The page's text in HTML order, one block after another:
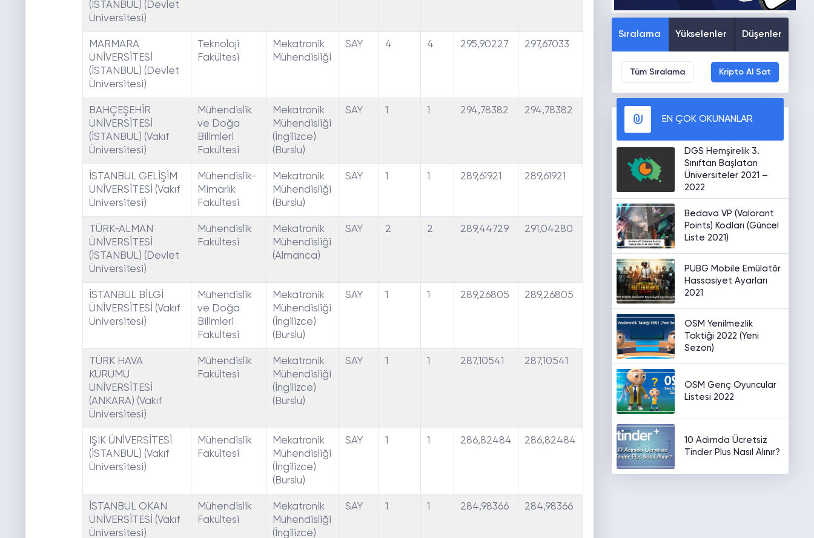
(İSTANBUL) (Devlet
Üniversitesi)
MARMARA
ÜNİVERSİTESİ
(İSTANBUL) (Devlet
Üniversitesi)
Teknoloji
Fakültesi
Mekatronik
Mühendisliği
SAY 4 4 295,90227 297,67033
BAHÇEŞEHİR
ÜNİVERSİTESİ
(İSTANBUL) (Vakıf
Üniversitesi)
Mühendislik
ve Doğa
Bilimleri
Fakültesi
Mekatronik
Mühendisliği
(İngilizce)
(Burslu)
SAY 1 1 294,78382 294,78382
İSTANBUL GELİŞİM
ÜNİVERSİTESİ (Vakıf
Üniversitesi)
Mühendislik-
Mimarlık
Fakültesi
Mekatronik
Mühendisliği
(Burslu)
SAY 1 1 289,61921 289,61921
TÜRK-ALMAN
ÜNİVERSİTESİ
(İSTANBUL) (Devlet
Üniversitesi)
Mühendislik
Fakültesi
Mekatronik
Mühendisliği
(Almanca)
SAY 2 2 289,44729 291,04280
İSTANBUL BİLGİ
ÜNİVERSİTESİ (Vakıf
Üniversitesi)
Mühendislik
ve Doğa
Bilimleri
Fakültesi
Mekatronik
Mühendisliği
(İngilizce)
(Burslu)
SAY 1 1 289,26805 289,26805
TÜRK HAVA
KURUMU
ÜNİVERSİTESİ
(ANKARA) (Vakıf
Üniversitesi)
Mühendislik
Fakültesi
Mekatronik
Mühendisliği
(İngilizce)
(Burslu)
SAY 1 1 287,10541 287,10541
IŞIK ÜNİVERSİTESİ
(İSTANBUL) (Vakıf
Üniversitesi)
Mühendislik
Fakültesi
Mekatronik
Mühendisliği
(İngilizce)
(Burslu)
SAY 1 1 286,82484 286,82484
İSTANBUL OKAN
ÜNİVERSİTESİ (Vakıf
Üniversitesi)
Mühendislik
Fakültesi
Mekatronik
Mühendisliği
(İngilizce)
SAY 1 1 284,98366 284,98366
Sıralama Yükselenler Düşenler
Tüm Sıralama Kripto Al Sat
EN ÇOK OKUNANLAR
DGS Hemşirelik 3.
Sınıftan Başlatan
Üniversiteler 2021 –
2022
Bedava VP (Valorant
Points) Kodları (Güncel
Liste 2021)
PUBG Mobile Emülatör
Hassasiyet Ayarları
2021
OSM Yenilmezlik
Taktiği 2022 (Yeni
Sezon)
OSM Genç Oyuncular
Listesi 2022
10 Adımda Ücretsiz
Tinder Plus Nasıl Alınır?